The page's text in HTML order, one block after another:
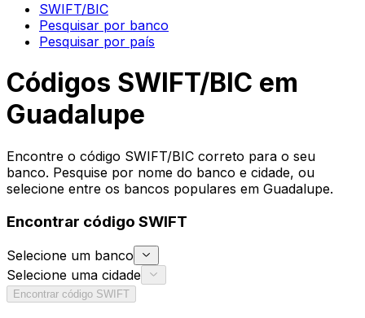
SWIFT/BIC
Pesquisar por banco
Pesquisar por país
Códigos SWIFT/BIC em
Guadalupe
Encontre o código SWIFT/BIC correto para o seu
banco. Pesquise por nome do banco e cidade, ou
selecione entre os bancos populares em Guadalupe.
Encontrar código SWIFT
Selecione um banco
Selecione uma cidade
Encontrar código SWIFT